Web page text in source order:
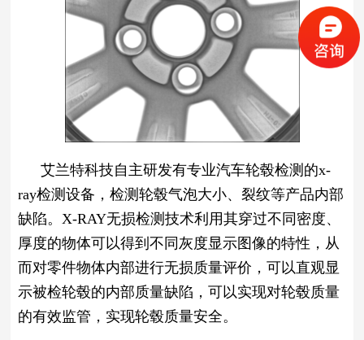
艾兰特科技自主研发有专业汽车轮毂检测的x-
ray检测设备，检测轮毂气泡大小、裂纹等产品内部
缺陷。 X-RAY无损检测技术利用其穿过不同密度、
厚度的物体可以得到不同灰度显示图像的特性，从
而对零件物体内部进行无损质量评价，可以直观显
示被检轮毂的内部质量缺陷，可以实现对轮毂质量
的有效监管，实现轮毂质量安全。